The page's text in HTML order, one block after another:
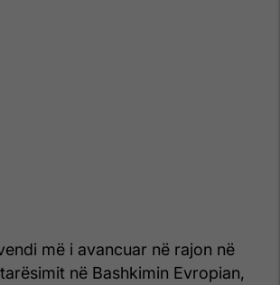
më i avancuar në rajon në
në Bashkimin Evropian,